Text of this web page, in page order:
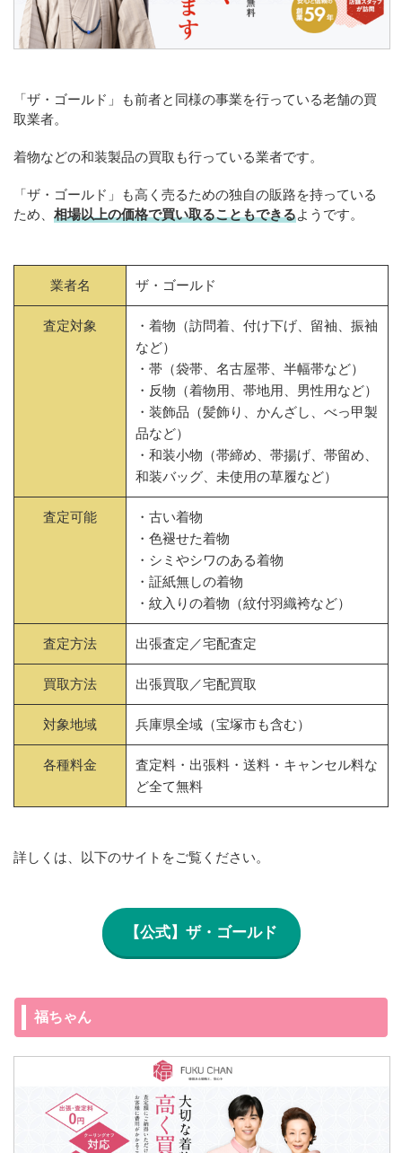
「ザ・ゴールド」も前者と同様の事業を行っている老舗の買
取業者。
着物などの和装製品の買取も行っている業者です。
「ザ・ゴールド」も高く売るための独自の販路を持っている
ため、 相場以上の価格で買い取ることもできるようです。
業者名 ザ・ゴールド
査定対象
・着物（訪問着、付け下げ、留袖、振袖
など）
・帯（袋帯、名古屋帯、半幅帯など）
・反物（着物用、帯地用、男性用など）
・装飾品（髪飾り、かんざし、べっ甲製
品など）
・和装小物（帯締め、帯揚げ、帯留め、
和装バッグ、未使用の草履など）
査定可能
・古い着物
・色褪せた着物
・シミやシワのある着物
・証紙無しの着物
・紋入りの着物（紋付羽織袴など）
査定方法 出張査定／宅配査定
買取方法 出張買取／宅配買取
対象地域 兵庫県全域（宝塚市も含む）
各種料金
査定料・出張料・送料・キャンセル料な
ど全て無料
詳しくは、以下のサイトをご覧ください。
【公式】ザ・ゴールド
福ちゃん